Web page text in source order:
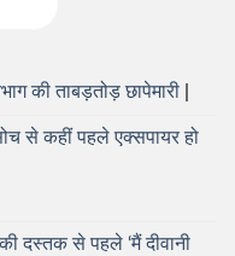
की ताबड़तोड़ छापेमारी
से कहीं पहले एक्सपायर हो
दस्तक से पहले ‘मैं दीवानी